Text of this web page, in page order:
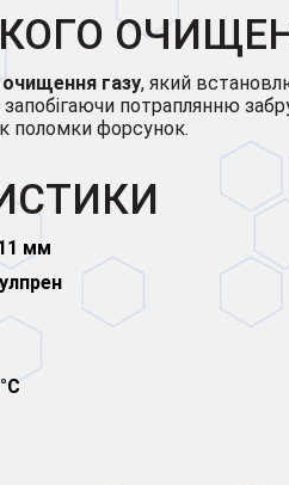
газу, який
запобігаючи потраплянню
поломки форсунок.
мм